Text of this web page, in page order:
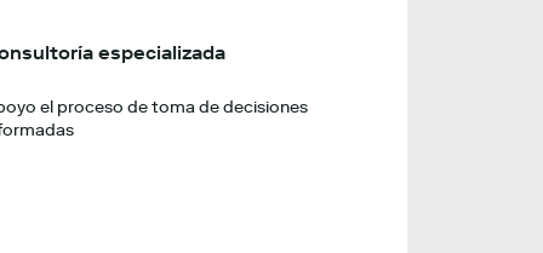
especializada
el proceso de toma de decisiones